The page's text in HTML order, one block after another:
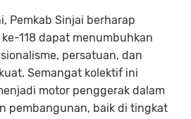
Pemkab Sinjai berharap
118 dapat menumbuhkan
persatuan, dan
Semangat kolektif ini
motor penggerak dalam
pembangunan, baik di tingkat